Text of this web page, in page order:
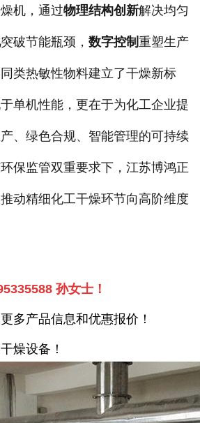
机，通过物理结构创新解决均匀
突破节能瓶颈， 数字控制 重塑生产
类热敏性物料建立了干燥新标
单机性能，更在于为化工企业提
、绿色合规、智能管理的可持续
保监管双重要求下，江苏博鸿正
动精细化工干燥环节向高阶维度
孙女士！
多产品信息和优惠报价！
燥设备 ！